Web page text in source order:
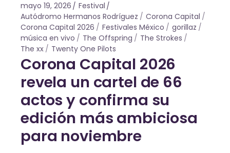
mayo 19, 2026
Festival
Autódromo Hermanos Rodríguez
Corona Capital
Corona Capital 2026
Festivales México
gorillaz
música en vivo
The Offspring
The Strokes
The xx
Twenty One Pilots
Corona Capital 2026
revela un cartel de 66
actos y confirma su
edición más ambiciosa
para noviembre